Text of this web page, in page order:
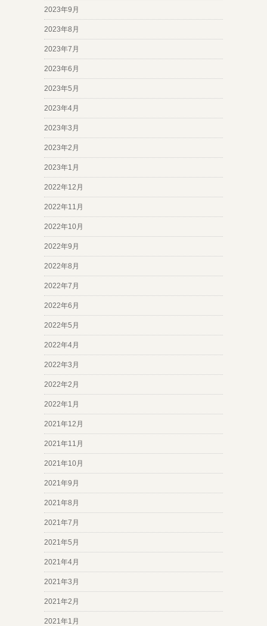
2023年9月
2023年8月
2023年7月
2023年6月
2023年5月
2023年4月
2023年3月
2023年2月
2023年1月
2022年12月
2022年11月
2022年10月
2022年9月
2022年8月
2022年7月
2022年6月
2022年5月
2022年4月
2022年3月
2022年2月
2022年1月
2021年12月
2021年11月
2021年10月
2021年9月
2021年8月
2021年7月
2021年5月
2021年4月
2021年3月
2021年2月
2021年1月